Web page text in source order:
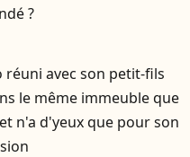
?
réuni avec son petit-fils
le même immeuble que
n'a d'yeux que pour son